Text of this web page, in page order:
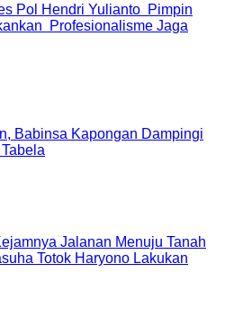
Pol Hendri Yulianto Pimpin
Profesionalisme Jaga
Babinsa Kapongan Dampingi
Jalanan Menuju Tanah
Totok Haryono Lakukan